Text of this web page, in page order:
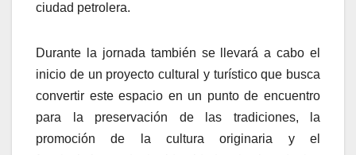
ciudad petrolera.
Durante la jornada también se llevará a cabo el
inicio de un proyecto cultural y turístico que busca
convertir este espacio en un punto de encuentro
para la preservación de las tradiciones, la
promoción de la cultura originaria y el